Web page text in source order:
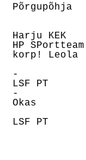
Põrgupõhja
Harju KEK
HP
korp!
-
LSF
-
Okas